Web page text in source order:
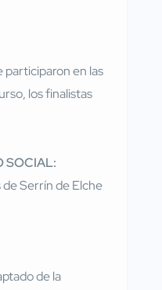
en las
los finalistas
SOCIAL:
Serrín de Elche
de la